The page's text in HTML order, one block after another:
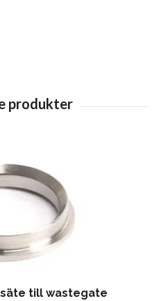
till wastegate